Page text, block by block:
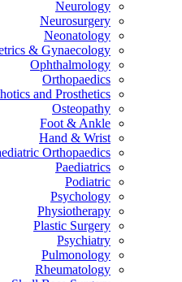
Neurology
Neurosurgery
Neonatology
& Gynaecology
Ophthalmology
Orthopaedics
and Prosthetics
Osteopathy
Foot & Ankle
Hand & Wrist
Orthopaedics
Paediatrics
Podiatric
Psychology
Physiotherapy
Plastic Surgery
Psychiatry
Pulmonology
Rheumatology